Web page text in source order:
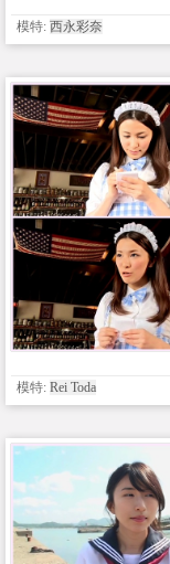
模特: 西永彩奈
模特: Rei Toda